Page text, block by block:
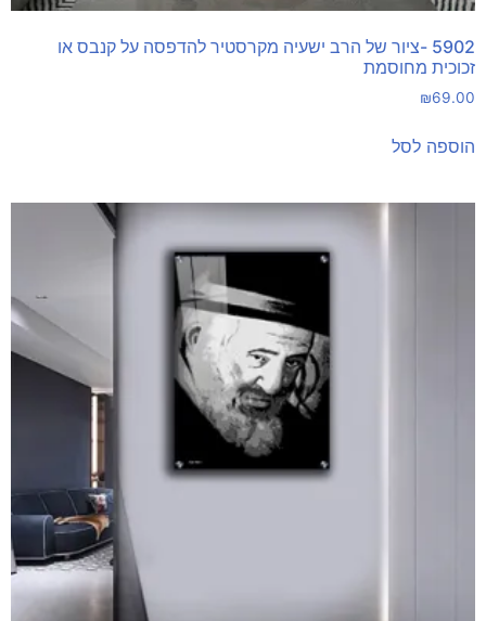
5902 -ציור של הרב ישעיה מקרסטיר להדפסה על קנבס או
זכוכית מחוסמת
₪69.00
הוספה לסל